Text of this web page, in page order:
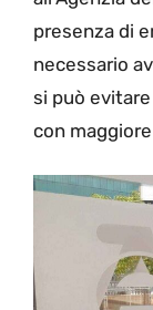
presenza di
necessario
si può
con